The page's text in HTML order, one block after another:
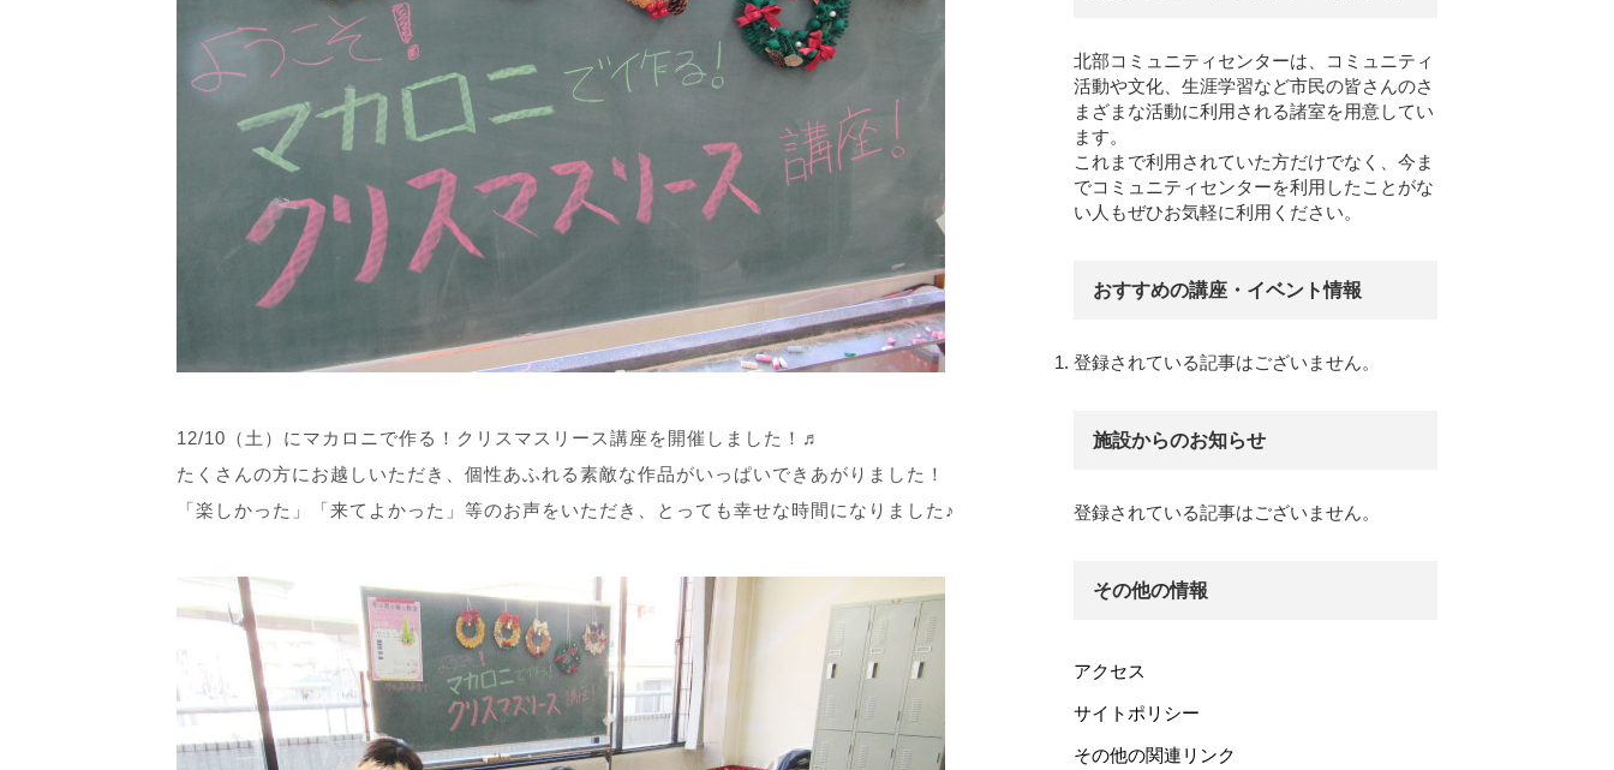
12/10（土）にマカロニで作る！クリスマスリース講座を開催しました！♬
たくさんの方にお越しいただき、個性あふれる素敵な作品がいっぱいできあがりました！
「楽しかった」「来てよかった」等のお声をいただき、とっても幸せな時間になりました♪
北部コミュニティセンターは、コミュニティ
活動や文化、生涯学習など市民の皆さんのさ
まざまな活動に利用される諸室を用意してい
ます。
これまで利用されていた方だけでなく、今ま
でコミュニティセンターを利用したことがな
い人もぜひお気軽に利用ください。
おすすめの講座・イベント情報
登録されている記事はございません。
施設からのお知らせ
登録されている記事はございません。
その他の情報
アクセス
サイトポリシー
その他の関連リンク